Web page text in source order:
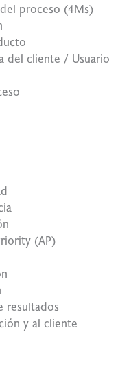
proceso (4Ms)
del cliente / Usuario
(AP)
resultados
y al cliente